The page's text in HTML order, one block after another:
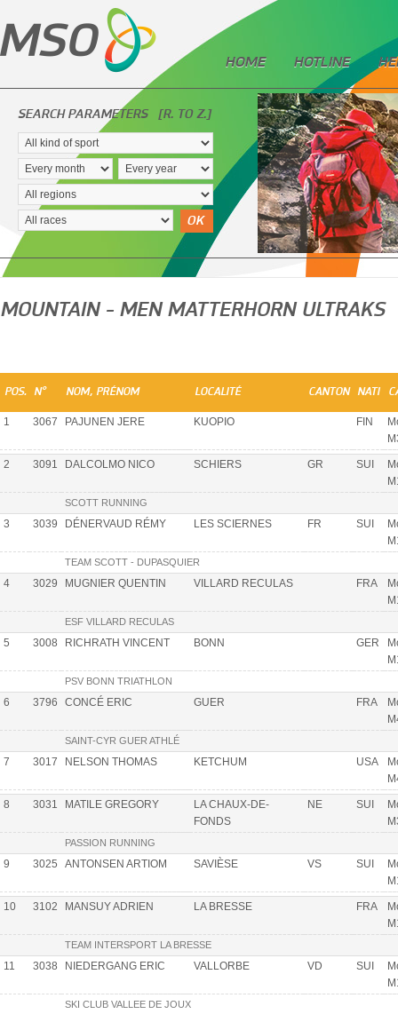
HOME HOTLINE
SEARCH PARAMETERS [R. TO Z.]
OK
MOUNTAIN - MEN MATTERHORN ULTRAKS
POS. N° NOM, PRÉNOM LOCALITÉ CANTON NATI
1 3067 PAJUNEN JERE KUOPIO FIN
2 3091 DALCOLMO NICO SCHIERS GR SUI
SCOTT RUNNING
3 3039 DÉNERVAUD RÉMY LES SCIERNES FR SUI
TEAM SCOTT - DUPASQUIER
4 3029 MUGNIER QUENTIN VILLARD RECULAS FRA
ESF VILLARD RECULAS
5 3008 RICHRATH VINCENT BONN GER
PSV BONN TRIATHLON
6 3796 CONCÉ ERIC GUER FRA
SAINT-CYR GUER ATHLÉ
7 3017 NELSON THOMAS KETCHUM USA
8 3031 MATILE GREGORY
LA CHAUX-DE-
FONDS
NE SUI
PASSION RUNNING
9 3025 ANTONSEN ARTIOM SAVIÈSE VS SUI
10 3102 MANSUY ADRIEN LA BRESSE FRA
TEAM INTERSPORT LA BRESSE
11 3038 NIEDERGANG ERIC VALLORBE VD SUI
SKI CLUB VALLEE DE JOUX